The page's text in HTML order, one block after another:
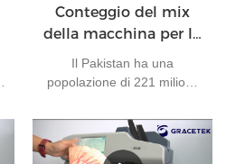
Conteggio del mix
della macchina per lo
smistamento delle
valute per le rupie
Il Pakistan ha una
popolazione di 221 milioni.
e la sua valuta è la rupia
pakistana. È una delle
valute più utilizzate al